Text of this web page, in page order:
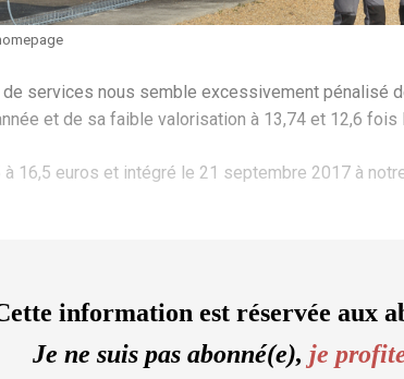
services nous semble excessivement pénalisé
et de sa faible valorisation à 13,74 et 12,6
16,5 euros et intégré le 21 septembre 2017 à
information est réservée aux
Je ne suis pas abonné(e), je